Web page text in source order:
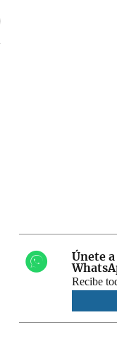
Únete
Recibe